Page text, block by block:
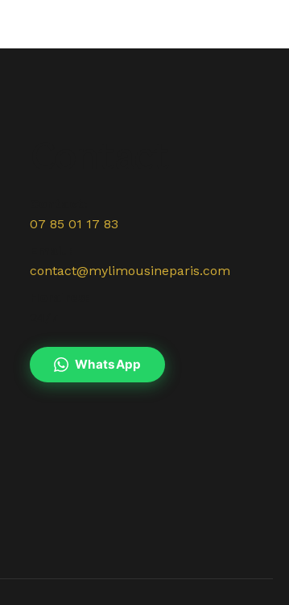
07 85 01 17 83
contact@mylimousineparis.com
WhatsApp